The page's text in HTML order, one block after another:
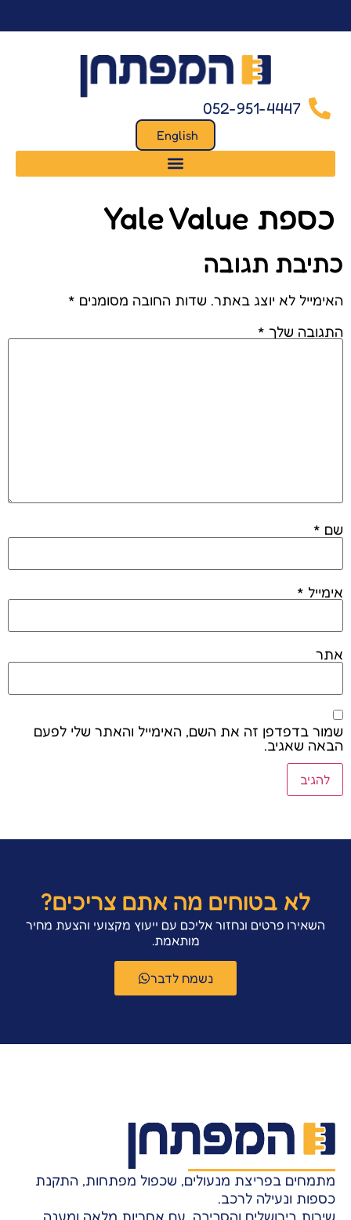
052-951-4447
English
כספת Yale Value
כתיבת תגובה
האימייל לא יוצג באתר. שדות החובה מסומנים *
התגובה שלך *
שם *
אימייל *
אתר
שמור בדפדפן זה את השם, האימייל והאתר שלי לפעם
הבאה שאגיב.
לא בטוחים מה אתם צריכים?
השאירו פרטים ונחזור אליכם עם ייעוץ מקצועי והצעת מחיר
מותאמת.
נשמח לדבר
מתמחים בפריצת מנעולים, שכפול מפתחות, התקנת
כספות ונעילה לרכב.
שירות בירושלים והסביבה, עם אחריות מלאה ומענה